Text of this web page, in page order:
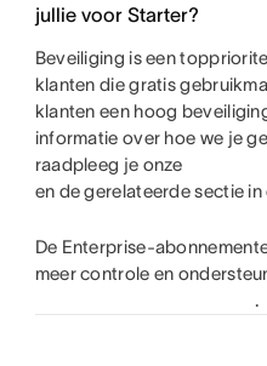
jullie voor Starter?
Beveiliging is een
klanten die gratis
klanten een hoog
informatie over hoe we je
raadpleeg je onze
en de gerelateerde sectie in
De Enterprise-
meer controle en
.